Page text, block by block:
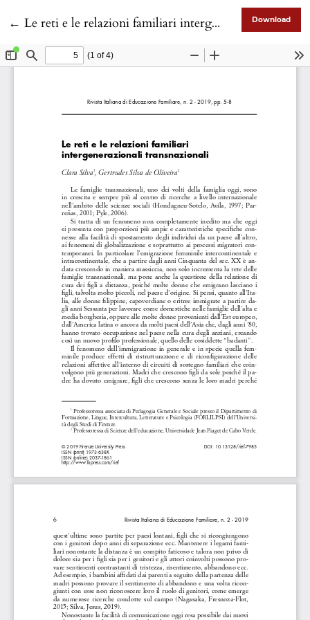
← Return to Article Details
Le reti e le relazioni familiari intergenerazionali transnazionali Download